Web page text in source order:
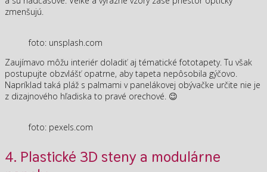
zmenšujú.
foto: unsplash.com
Zaujímavo môžu interiér doladiť aj tématické fototapety. Tu však
postupujte obzvlášť opatrne, aby tapeta nepôsobila gýčovo.
Napríklad taká pláž s palmami v panelákovej obývačke určite nie je
z dizajnového hľadiska to pravé orechové. 😉
foto: pexels.com
4. Plastické 3D steny a modulárne